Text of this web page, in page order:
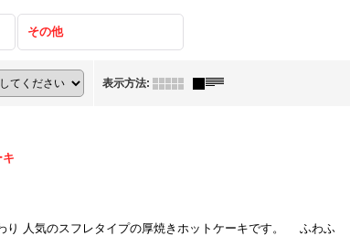
その他
表示方法:
り 人気のスフレタイプの厚焼きホットケーキです。 ふわふ